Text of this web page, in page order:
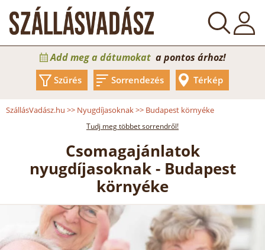
Add meg a dátumokat a pontos árhoz!
Szűrés Sorrendezés Térkép
SzállásVadász.hu >> Nyugdíjasoknak>> Budapest környéke
Tudj meg többet sorrendről!
Csomagajánlatok
nyugdíjasoknak - Budapest
környéke